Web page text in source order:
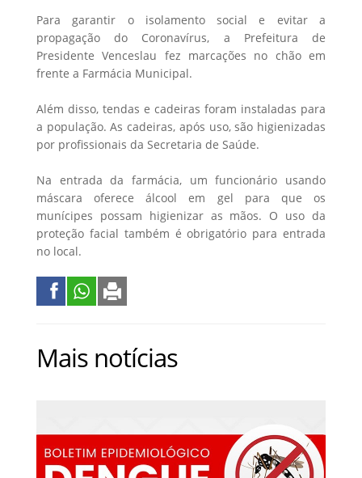
Para garantir o isolamento social e evitar a
propagação do Coronavírus, a Prefeitura de
Presidente Venceslau fez marcações no chão em
frente a Farmácia Municipal.
Além disso, tendas e cadeiras foram instaladas para
a população. As cadeiras, após uso, são higienizadas
por profissionais da Secretaria de Saúde.
Na entrada da farmácia, um funcionário usando
máscara oferece álcool em gel para que os
munícipes possam higienizar as mãos. O uso da
proteção facial também é obrigatório para entrada
no local.
Mais notícias